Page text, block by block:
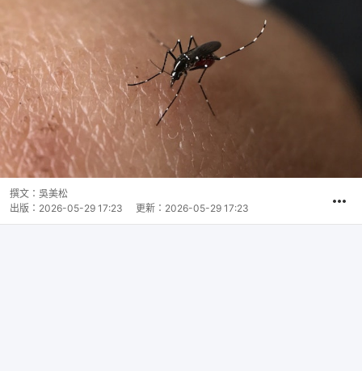
撰文： 吳美松
出版： 2026-05-29 17:23 更新： 2026-05-29 17:23